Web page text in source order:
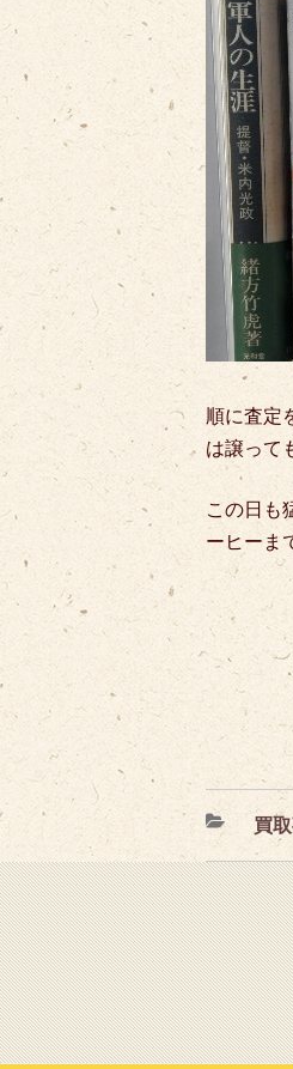
順に査定
は譲って
この日も
ーヒーま
カ
テ
ゴ
リ
ー
買